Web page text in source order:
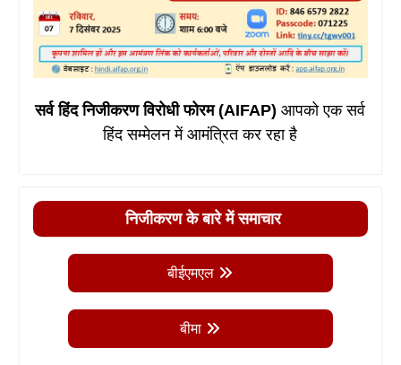
सर्व हिंद निजीकरण विरोधी फोरम (AIFAP)आपको एक सर्व
हिंद सम्मेलन में आमंत्रित कर रहा है
निजीकरण के बारे में समाचार
बीईएमएल
बीमा